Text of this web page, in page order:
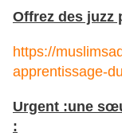
Offrez des juzz
https://
apprentissage-
Urgent :une
: